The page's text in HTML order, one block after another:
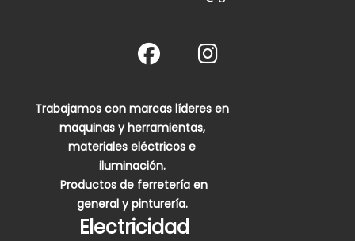
Trabajamos con marcas líderes en
maquinas y herramientas,
materiales eléctricos e
iluminación.
Productos de ferretería en
general y pinturería.
Electricidad